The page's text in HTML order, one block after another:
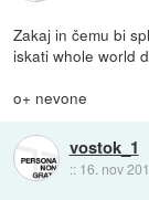
Zakaj in čemu bi
iskati whole world
o+ nevone
vostok_1
:: 16. nov